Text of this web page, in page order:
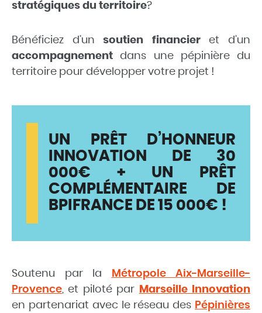
stratégiques du territoire?
Bénéficiez d’unsoutien financieret d’un
accompagnement dans une pépinière du
territoire pour développer votre projet !
UN PRÊT D’HONNEUR
INNOVATION DE 30
000€ + UN PRÊT
COMPLÉMENTAIRE DE
BPIFRANCE DE 15 000€ !
Soutenu par la
Métropole Aix-Marseille-
Provence, et piloté par
Marseille Innovation
en partenariat avec le réseau des Pépinières